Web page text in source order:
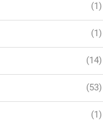
(1)
(1)
(14)
(53)
(1)